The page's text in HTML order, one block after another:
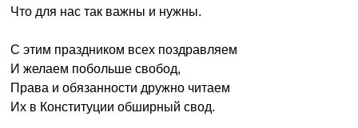
Что для нас так важны и нужны.
С этим праздником всех поздравляем
И желаем побольше свобод,
Права и обязанности дружно читаем
Их в Конституции обширный свод.